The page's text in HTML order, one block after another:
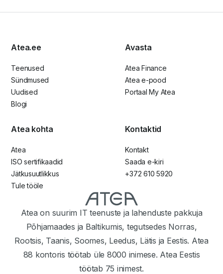
Atea on suurim IT teenuste ja lahenduste pakkuja
Põhjamaades ja Baltikumis, tegutsedes Norras,
Rootsis, Taanis, Soomes, Leedus, Lätis ja Eestis. Atea
88 kontoris töötab üle 8000 inimese. Atea Eestis
töötab 75 inimest.
Atea.ee
Teenused
Sündmused
Uudised
Blogi
Avasta
Atea Finance
Atea e-pood
Portaal My Atea
Atea kohta
Atea
ISO sertifikaadid
Jätkusuutlikkus
Tule tööle
Kontaktid
Kontakt
Saada e-kiri
+372 610 5920